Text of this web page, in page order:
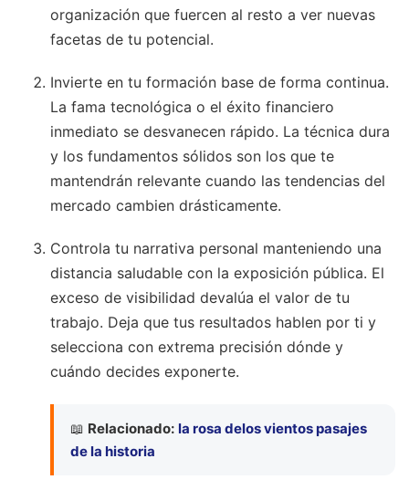
organización que fuercen al resto a ver nuevas
facetas de tu potencial.
Invierte en tu formación base de forma continua.
La fama tecnológica o el éxito financiero
inmediato se desvanecen rápido. La técnica dura
y los fundamentos sólidos son los que te
mantendrán relevante cuando las tendencias del
mercado cambien drásticamente.
Controla tu narrativa personal manteniendo una
distancia saludable con la exposición pública. El
exceso de visibilidad devalúa el valor de tu
trabajo. Deja que tus resultados hablen por ti y
selecciona con extrema precisión dónde y
cuándo decides exponerte.
📖 Relacionado: la rosa delos vientos pasajes
de la historia